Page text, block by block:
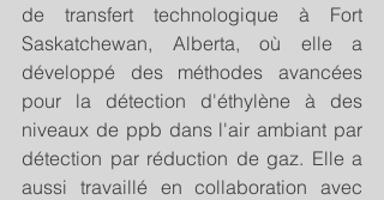
de transfert technologique à Fort
Saskatchewan, Alberta, où elle a
développé des méthodes avancées
pour la détection d'éthylène à des
niveaux de ppb dans l'air ambiant par
détection par réduction de gaz. Elle a
aussi travaillé en collaboration avec